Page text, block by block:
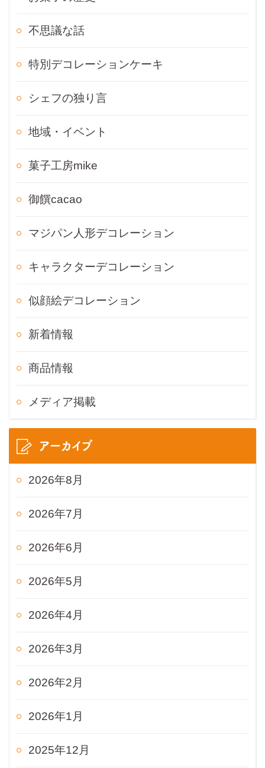
不思議な話
特別デコレーションケーキ
シェフの独り言
地域・イベント
菓子工房mike
御饌cacao
マジパン人形デコレーション
キャラクターデコレーション
似顔絵デコレーション
新着情報
商品情報
メディア掲載
アーカイブ
2026年8月
2026年7月
2026年6月
2026年5月
2026年4月
2026年3月
2026年2月
2026年1月
2025年12月